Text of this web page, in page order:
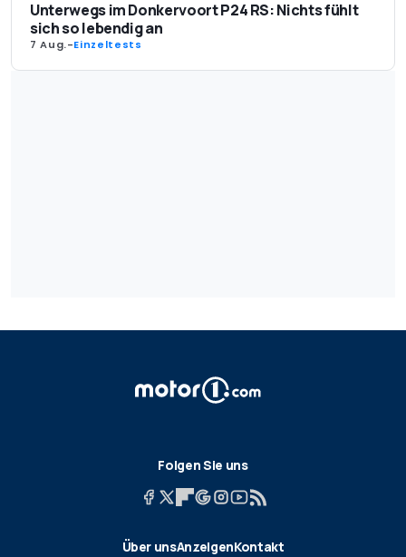
Unterwegs im Donkervoort P24 RS: Nichts fühlt
sich so lebendig an
7 Aug.-Einzeltests
Folgen Sie uns
Über unsAnzeigenKontakt